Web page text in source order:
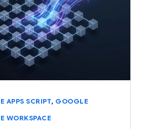
APPS SCRIPT, GOOGLE
WORKSPACE